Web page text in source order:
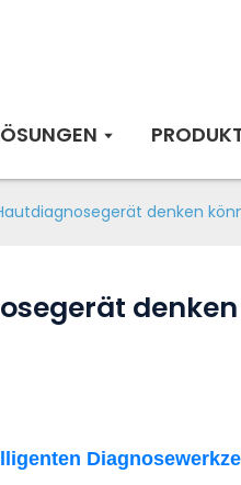
denken